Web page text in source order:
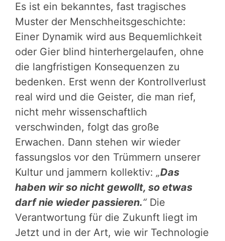
Es ist ein bekanntes, fast tragisches
Muster der Menschheitsgeschichte:
Einer Dynamik wird aus Bequemlichkeit
oder Gier blind hinterhergelaufen, ohne
die langfristigen Konsequenzen zu
bedenken. Erst wenn der Kontrollverlust
real wird und die Geister, die man rief,
nicht mehr wissenschaftlich
verschwinden, folgt das große
Erwachen. Dann stehen wir wieder
fassungslos vor den Trümmern unserer
Kultur und jammern kollektiv: „Das
haben wir so nicht gewollt, so etwas
darf nie wieder passieren.“Die
Verantwortung für die Zukunft liegt im
Jetzt und in der Art, wie wir Technologie